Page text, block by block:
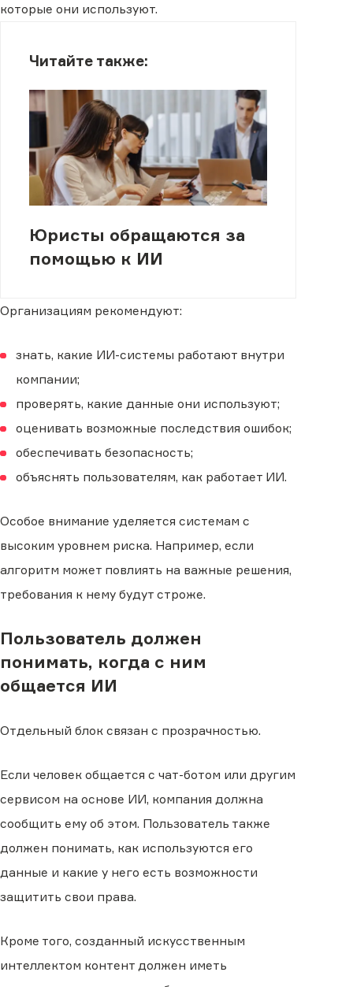
которые они используют.
Читайте также:
Юристы обращаются за
помощью к ИИ
Организациям рекомендуют:
знать, какие ИИ-системы работают внутри
компании;
проверять, какие данные они используют;
оценивать возможные последствия ошибок;
обеспечивать безопасность;
объяснять пользователям, как работает ИИ.
Особое внимание уделяется системам с
высоким уровнем риска. Например, если
алгоритм может повлиять на важные решения,
требования к нему будут строже.
Пользователь должен
понимать, когда с ним
общается ИИ
Отдельный блок связан с прозрачностью.
Если человек общается с чат-ботом или другим
сервисом на основе ИИ, компания должна
сообщить ему об этом. Пользователь также
должен понимать, как используются его
данные и какие у него есть возможности
защитить свои права.
Кроме того, созданный искусственным
интеллектом контент должен иметь